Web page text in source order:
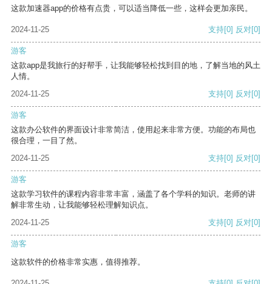
这款加速器app的价格有点贵，可以适当降低一些，这样会更加亲民。
2024-11-25 支持[0] 反对[0]
游客
这款app是我旅行的好帮手，让我能够轻松找到目的地，了解当地的风土
人情。
2024-11-25
支持[0] 反对[0]
游客
这款办公软件的界面设计非常简洁，使用起来非常方便。功能的布局也
很合理，一目了然。
2024-11-25
支持[0] 反对[0]
游客
这款学习软件的课程内容非常丰富，涵盖了各个学科的知识。老师的讲
解非常生动，让我能够轻松理解知识点。
2024-11-25
支持[0] 反对[0]
游客
这款软件的价格非常实惠，值得推荐。